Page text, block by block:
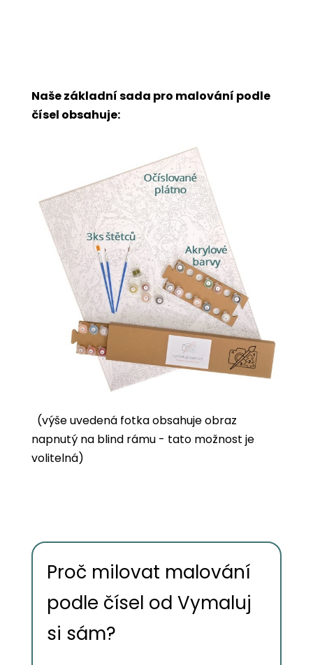
Naše základní sada pro malování podle
čísel obsahuje:
(výše uvedená fotka obsahuje obraz
napnutý na blind rámu - tato možnost je
volitelná)
Proč milovat malování
podle čísel od Vymaluj
si sám?